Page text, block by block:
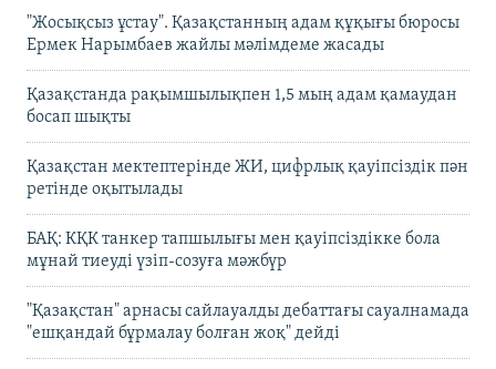
"Жосықсыз ұстау". Қазақстанның адам құқығы бюросы
Ермек Нарымбаев жайлы мәлімдеме жасады
Қазақстанда рақымшылықпен 1,5 мың адам қамаудан
босап шықты
Қазақстан мектептерінде ЖИ, цифрлық қауіпсіздік пән
ретінде оқытылады
БАҚ: КҚК танкер тапшылығы мен қауіпсіздікке бола
мұнай тиеуді үзіп-созуға мәжбүр
"Қазақстан" арнасы сайлауалды дебаттағы сауалнамада
"ешқандай бұрмалау болған жоқ" дейді